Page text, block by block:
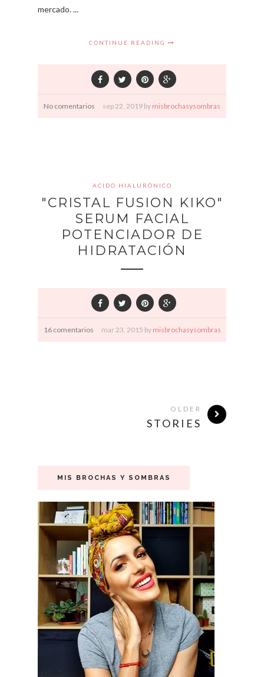
mercado. ...
CONTINUE READING
No comentarios sep22, 2019 by misbrochasysombras
ACIDO HIALURÓNICO
"CRISTAL FUSION KIKO"
SERUM FACIAL
POTENCIADOR DE
HIDRATACIÓN
16 comentarios mar23, 2015 by misbrochasysombras
OLDER
STORIES
MIS BROCHAS Y SOMBRAS